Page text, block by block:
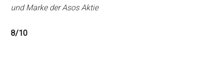
und Marke der Asos Aktie
8/10